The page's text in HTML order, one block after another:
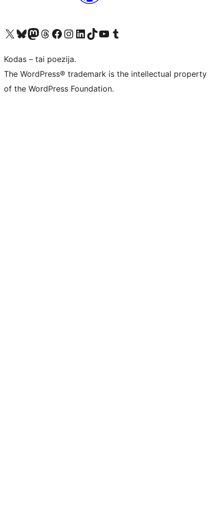
Visit our X (formerly Twitter) account
Apsilankykite mūsų Bluesky paskyroje
Visit our Mastodon account
Apsilankykite mūsų Threads paskyroje
Visit our Facebook page
Visit our Instagram account
Visit our LinkedIn account
Apsilankykite mūsų TikTok paskyroje
Visit our YouTube channel
Apsilankykite mūsų Tumblr paskyroje
Kodas – tai poezija.
The WordPress® trademark is the intellectual property
of the WordPress Foundation.